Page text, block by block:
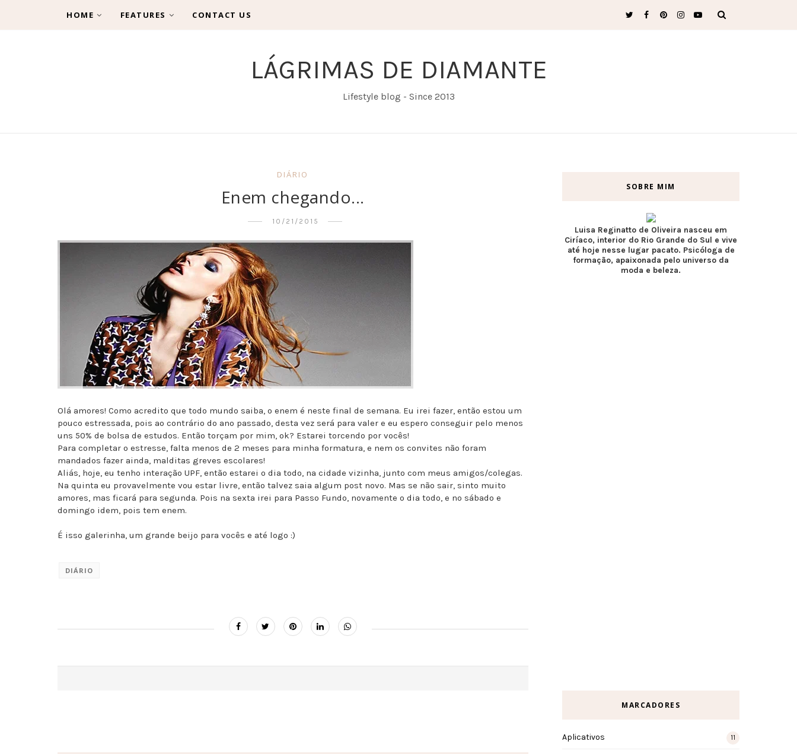
LÁGRIMAS DE DIAMANTE
Lifestyle blog - Since 2013
HOME FEATURES CONTACT US
DIÁRIO
Enem chegando...
10/21/2015
Olá amores! Como acredito que todo mundo saiba, o enem é neste final de semana. Eu irei fazer, então estou um
pouco estressada, pois ao contrário do ano passado, desta vez será para valer e eu espero conseguir pelo menos
uns 50% de bolsa de estudos. Então torçam por mim, ok? Estarei torcendo por vocês!
Para completar o estresse, falta menos de 2 meses para minha formatura, e nem os convites não foram
mandados fazer ainda, malditas greves escolares!
Aliás, hoje, eu tenho interação UPF, então estarei o dia todo, na cidade vizinha, junto com meus amigos/colegas.
Na quinta eu provavelmente vou estar livre, então talvez saia algum post novo. Mas se não sair, sinto muito
amores, mas ficará para segunda. Pois na sexta irei para Passo Fundo, novamente o dia todo, e no sábado e
domingo idem, pois tem enem.
É isso galerinha, um grande beijo para vocês e até logo :)
DIÁRIO
SOBRE MIM
Luisa Reginatto de Oliveira nasceu em
Ciríaco, interior do Rio Grande do Sul e vive
até hoje nesse lugar pacato. Psicóloga de
formação, apaixonada pelo universo da
moda e beleza.
MARCADORES
Aplicativos 11